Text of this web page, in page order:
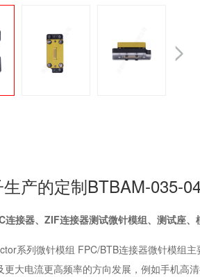
产的定制BTBAM-035-
连接器、ZIF连接器测试微针模组、测试座、
系列微针模组 FPC/BTB连接器微针模组
更大电流更高频率的方向发展，例如手机高